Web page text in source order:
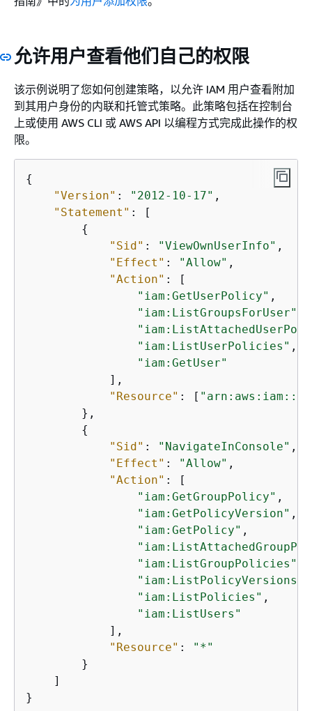
允许用户查看他们自己的权限
该示例说明了您如何创建策略，以允许 IAM 用户查看附加
到其用户身份的内联和托管式策略。此策略包括在控制台
上或使用 AWS CLI 或 AWS API 以编程方式完成此操作的权
限。
{
"Version" : "2012-10-17" ,
"Statement" : [
{
"Sid" : "ViewOwnUserInfo" ,
"Effect" : "Allow" ,
"Action" : [
"iam:GetUserPolicy" ,
"iam:ListGroupsForUser"
"iam:ListUserPolicies" ,
"iam:GetUser"
            ],
"Resource" : [
        },
{
"Sid" : "NavigateInConsole" ,
"Effect" : "Allow" ,
"Action" : [
"iam:GetGroupPolicy" ,
"iam:GetPolicyVersion" ,
"iam:GetPolicy" ,
"iam:ListGroupPolicies"
"iam:ListPolicyVersions"
"iam:ListPolicies" ,
"iam:ListUsers"
            ],
"Resource" :
"*"
        }
    ]
}